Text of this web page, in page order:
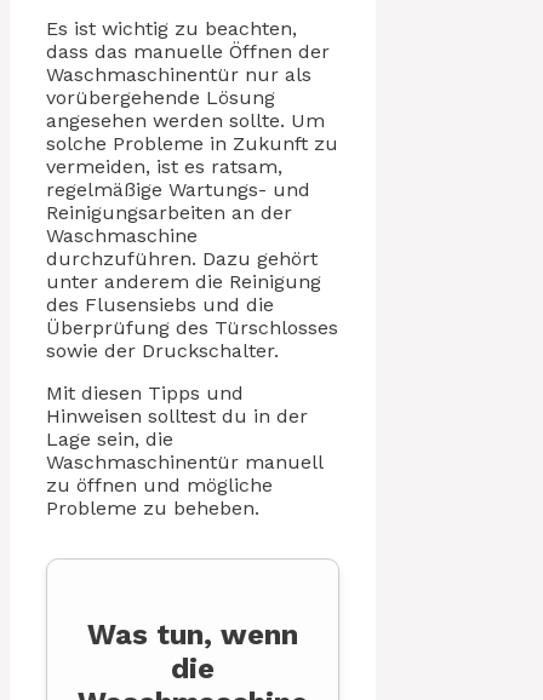
Es ist wichtig zu beachten,
dass das manuelle Öffnen der
Waschmaschinentür nur als
vorübergehende Lösung
angesehen werden sollte. Um
solche Probleme in Zukunft zu
vermeiden, ist es ratsam,
regelmäßige Wartungs- und
Reinigungsarbeiten an der
Waschmaschine
durchzuführen. Dazu gehört
unter anderem die Reinigung
des Flusensiebs und die
Überprüfung des Türschlosses
sowie der Druckschalter.
Mit diesen Tipps und
Hinweisen solltest du in der
Lage sein, die
Waschmaschinentür manuell
zu öffnen und mögliche
Probleme zu beheben.
Was tun, wenn
die